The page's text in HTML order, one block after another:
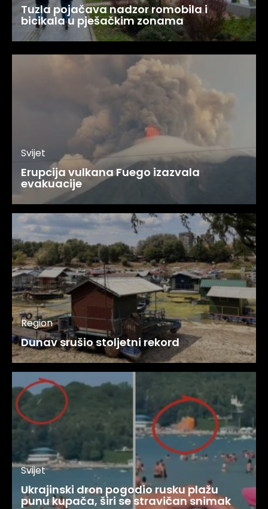
Tuzla pojačava nadzor romobila i
bicikala u pješačkim zonama
Svijet
Erupcija vulkana Fuego izazvala
evakuacije
Region
Dunav srušio stoljetni rekord
Svijet
Ukrajinski dron pogodio rusku plažu
punu kupača, širi se stravičan snimak